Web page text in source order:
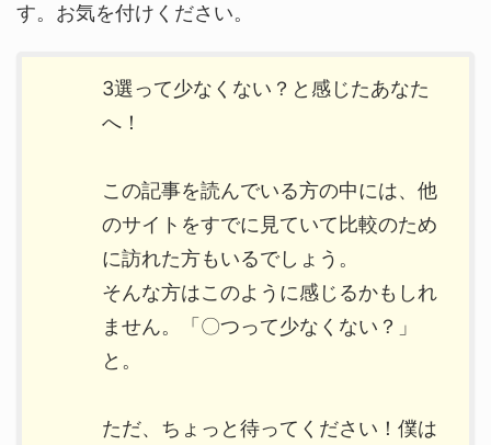
す。お気を付けください。
3選って少なくない？と感じたあなた
へ！
この記事を読んでいる方の中には、他
のサイトをすでに見ていて比較のため
に訪れた方もいるでしょう。
そんな方はこのように感じるかもしれ
ません。「〇つって少なくない？」
と。
ただ、ちょっと待ってください！僕は